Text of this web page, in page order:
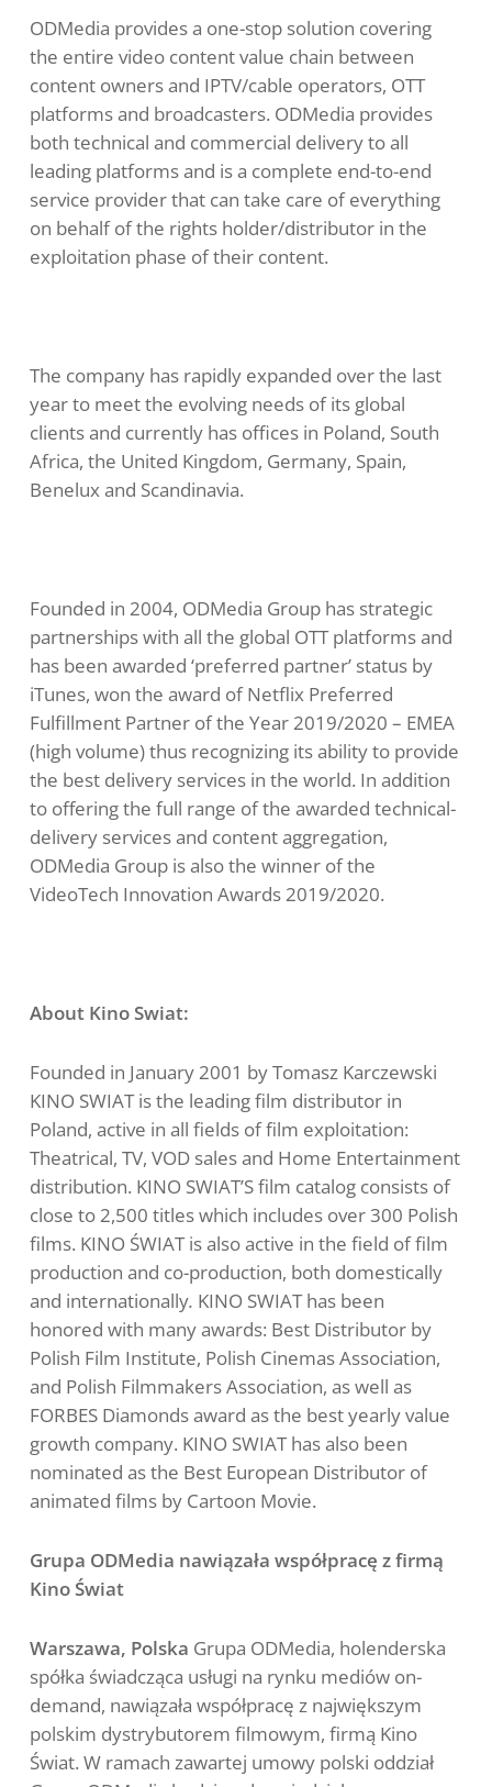
ODMedia provides a one-stop solution covering
the entire video content value chain between
content owners and IPTV/cable operators, OTT
platforms and broadcasters. ODMedia provides
both technical and commercial delivery to all
leading platforms and is a complete end-to-end
service provider that can take care of everything
on behalf of the rights holder/distributor in the
exploitation phase of their content.
The company has rapidly expanded over the last
year to meet the evolving needs of its global
clients and currently has offices in Poland, South
Africa, the United Kingdom, Germany, Spain,
Benelux and Scandinavia.
Founded in 2004, ODMedia Group has strategic
partnerships with all the global OTT platforms and
has been awarded ‘preferred partner’ status by
iTunes, won the award of Netflix Preferred
Fulfillment Partner of the Year 2019/2020 – EMEA
(high volume) thus recognizing its ability to provide
the best delivery services in the world. In addition
to offering the full range of the awarded technical-
delivery services and content aggregation,
ODMedia Group is also the winner of the
VideoTech Innovation Awards 2019/2020.
About Kino Swiat:
Founded in January 2001 by Tomasz Karczewski
KINO SWIAT is the leading film distributor in
Poland, active in all fields of film exploitation:
Theatrical, TV, VOD sales and Home Entertainment
distribution. KINO SWIAT’S film catalog consists of
close to 2,500 titles which includes over 300 Polish
films. KINO ŚWIAT is also active in the field of film
production and co-production, both domestically
and internationally. KINO SWIAT has been
honored with many awards: Best Distributor by
Polish Film Institute, Polish Cinemas Association,
and Polish Filmmakers Association, as well as
FORBES Diamonds award as the best yearly value
growth company. KINO SWIAT has also been
nominated as the Best European Distributor of
animated films by Cartoon Movie.
Grupa ODMedia nawiązała współpracę z firmą
Kino Świat
Warszawa, Polska Grupa ODMedia, holenderska
spółka świadcząca usługi na rynku mediów on-
demand, nawiązała współpracę z największym
polskim dystrybutorem filmowym, firmą Kino
Świat. W ramach zawartej umowy polski oddział